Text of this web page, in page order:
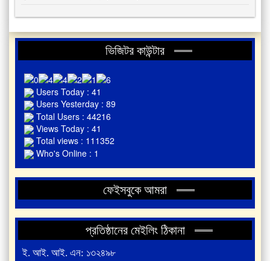
ভিজিটর কাউন্টার
Users Today : 41
Users Yesterday : 89
Total Users : 44216
Views Today : 41
Total views : 111352
Who's Online : 1
ফেইসবুকে আমরা
প্রতিষ্ঠানের মেইলিং ঠিকানা
ই. আই. আই. এন: ১৩২৪৯৮